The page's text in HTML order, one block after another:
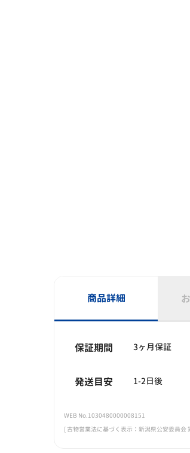
商品詳細
保証期間 3ヶ月保証
発送目安 1-2日後
WEB No.1030480000008151
[ 古物営業法に基づく表示：新潟県公安委員